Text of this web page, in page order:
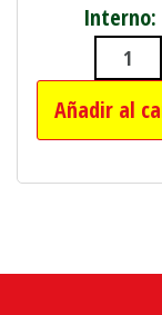
Interno:
SET
Añadir al